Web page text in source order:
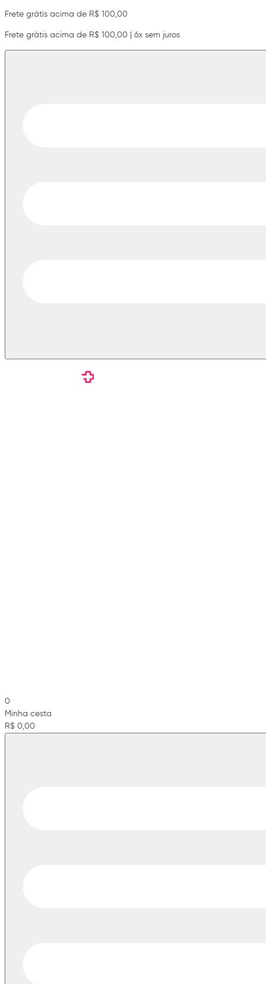
Frete grátis acima de R$ 100,00
Frete grátis acima de R$ 100,00 | 6x sem juros
0
Minha cesta
R$ 0,00